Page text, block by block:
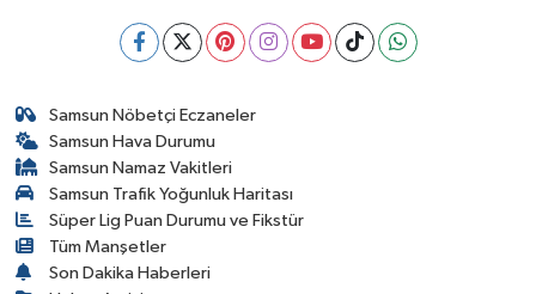
Samsun Nöbetçi Eczaneler
Samsun Hava Durumu
Samsun Namaz Vakitleri
Samsun Trafik Yoğunluk Haritası
Süper Lig Puan Durumu ve Fikstür
Tüm Manşetler
Son Dakika Haberleri